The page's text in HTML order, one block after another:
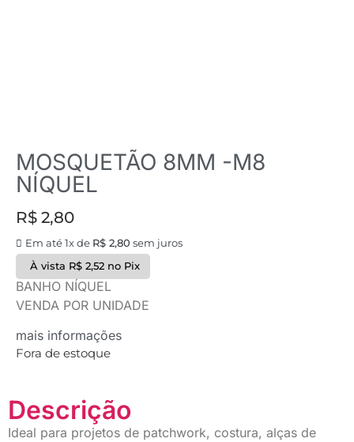
MOSQUETÃO 8MM -M8
NÍQUEL
R$ 2,80
Em até 1x de R$ 2,80 sem juros
À vista R$2,52 no Pix
BANHO NÍQUEL
VENDA POR UNIDADE
mais informações
Fora de estoque
Descrição
Ideal para projetos de patchwork, costura, alças de